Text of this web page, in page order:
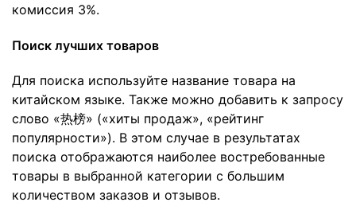
комиссия 3%.
Поиск лучших товаров
Для поиска используйте название товара на
китайском языке. Также можно добавить к запросу
слово «热榜» («хиты продаж», «рейтинг
популярности»). В этом случае в результатах
поиска отображаются наиболее востребованные
товары в выбранной категории с большим
количеством заказов и отзывов.